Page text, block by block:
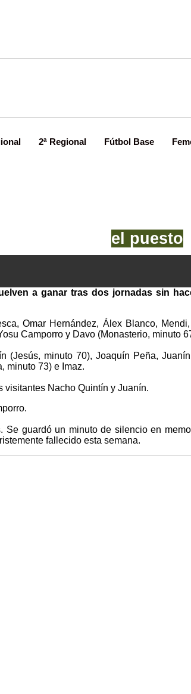
2ª Regional Fútbol Base
el puesto
a ganar tras dos jornadas sin
Omar Hernández, Álex Blanco,
Camporro y Davo (Monasterio, minuto
(Jesús, minuto 70), Joaquín Peña,
minuto 73) e Imaz.
visitantes Nacho Quintín y Juanín.
Se guardó un minuto de silencio en
fallecido esta semana.